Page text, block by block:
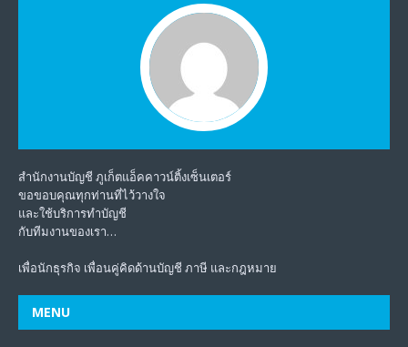
สำนักงานบัญชี ภูเก็ตแอ็คคาวน์ติ้งเซ็นเตอร์
ขอขอบคุณทุกท่านที่ไว้วางใจ
และใช้บริการทำบัญชี
กับทีมงานของเรา…
เพื่อนักธุรกิจ เพื่อนคู่คิดด้านบัญชี ภาษี และกฎหมาย
MENU